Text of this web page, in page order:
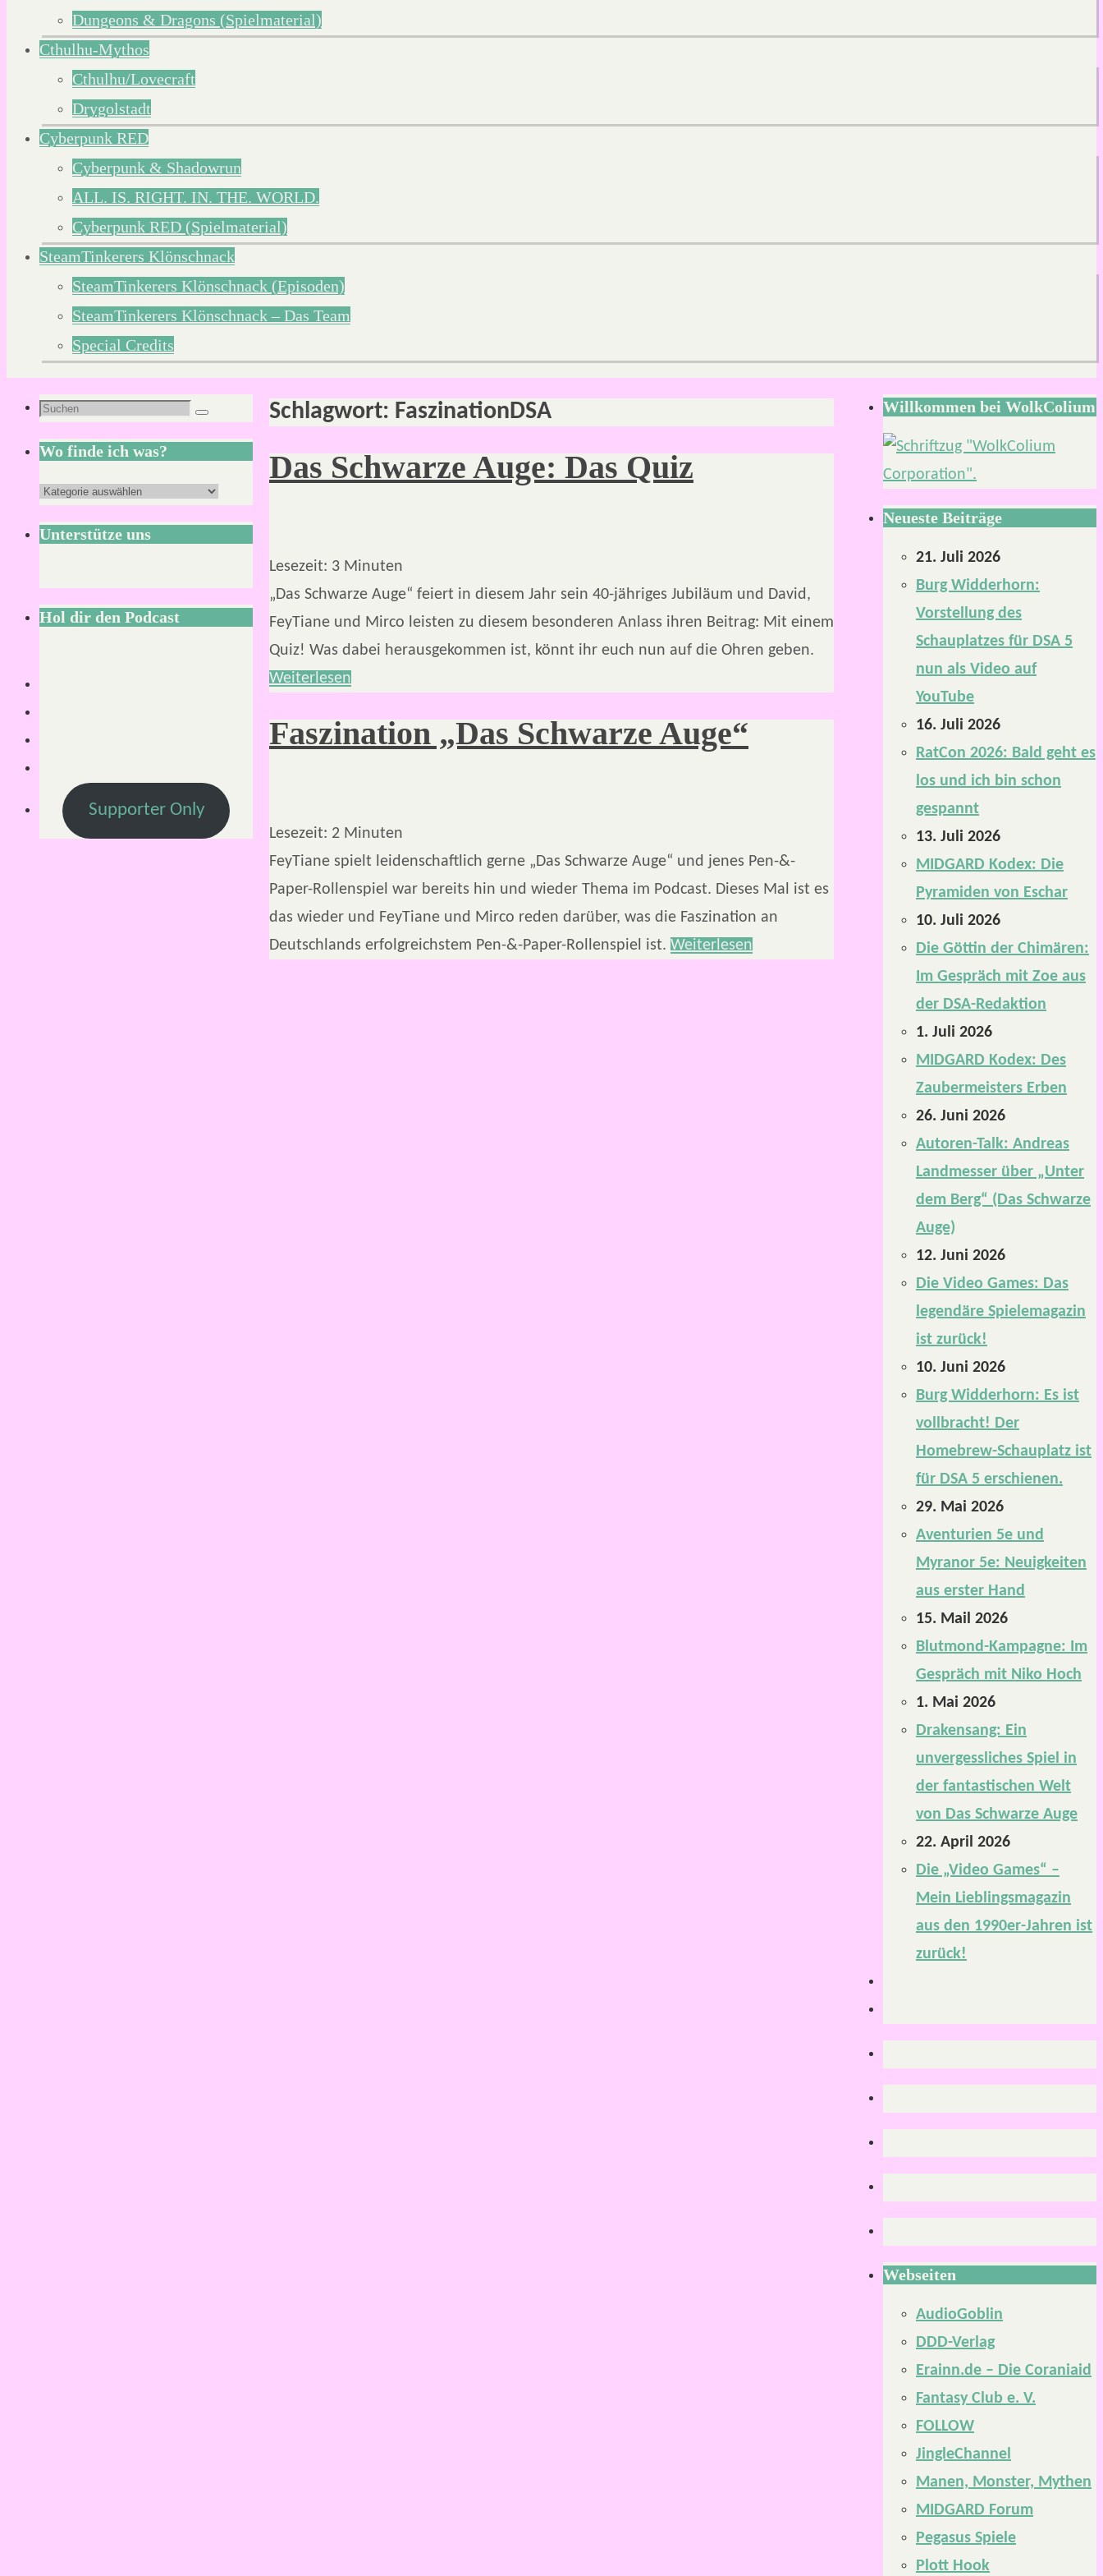
Dungeons & Dragons (Spielmaterial)
Cthulhu-Mythos
Cthulhu/Lovecraft
Drygolstadt
Cyberpunk RED
Cyberpunk & Shadowrun
ALL. IS. RIGHT. IN. THE. WORLD.
Cyberpunk RED (Spielmaterial)
SteamTinkerers Klönschnack
SteamTinkerers Klönschnack (Episoden)
SteamTinkerers Klönschnack – Das Team
Special Credits
Schlagwort: FaszinationDSA
Das Schwarze Auge: Das Quiz
Lesezeit: 3 Minuten
„Das Schwarze Auge“ feiert in diesem Jahr sein 40-jähriges Jubiläum und David,
FeyTiane und Mirco leisten zu diesem besonderen Anlass ihren Beitrag: Mit einem
Quiz! Was dabei herausgekommen ist, könnt ihr euch nun auf die Ohren geben.
Weiterlesen
Faszination „Das Schwarze Auge“
Lesezeit: 2 Minuten
FeyTiane spielt leidenschaftlich gerne „Das Schwarze Auge“ und jenes Pen-&-
Paper-Rollenspiel war bereits hin und wieder Thema im Podcast. Dieses Mal ist es
das wieder und FeyTiane und Mirco reden darüber, was die Faszination an
Deutschlands erfolgreichstem Pen-&-Paper-Rollenspiel ist. Weiterlesen
Suchen
nach:
Suchen
Wo finde ich was?
Wo
finde
ich
Unterstütze uns
Hol dir den Podcast
Supporter Only
Willkommen bei WolkColium
Neueste Beiträge
21. Juli 2026
Burg Widderhorn:
Vorstellung des
Schauplatzes für DSA 5
nun als Video auf
YouTube
16. Juli 2026
RatCon 2026: Bald geht es
los und ich bin schon
gespannt
13. Juli 2026
MIDGARD Kodex: Die
Pyramiden von Eschar
10. Juli 2026
Die Göttin der Chimären:
Im Gespräch mit Zoe aus
der DSA-Redaktion
1. Juli 2026
MIDGARD Kodex: Des
Zaubermeisters Erben
26. Juni 2026
Autoren-Talk: Andreas
Landmesser über „Unter
dem Berg“ (Das Schwarze
Auge)
12. Juni 2026
Die Video Games: Das
legendäre Spielemagazin
ist zurück!
10. Juni 2026
Burg Widderhorn: Es ist
vollbracht! Der
Homebrew-Schauplatz ist
für DSA 5 erschienen.
29. Mai 2026
Aventurien 5e und
Myranor 5e: Neuigkeiten
aus erster Hand
15. Mail 2026
Blutmond-Kampagne: Im
Gespräch mit Niko Hoch
1. Mai 2026
Drakensang: Ein
unvergessliches Spiel in
der fantastischen Welt
von Das Schwarze Auge
22. April 2026
Die „Video Games“ –
Mein Lieblingsmagazin
aus den 1990er-Jahren ist
zurück!
Webseiten
AudioGoblin
DDD-Verlag
Erainn.de – Die Coraniaid
Fantasy Club e. V.
FOLLOW
JingleChannel
Manen, Monster, Mythen
MIDGARD Forum
Pegasus Spiele
Plott Hook